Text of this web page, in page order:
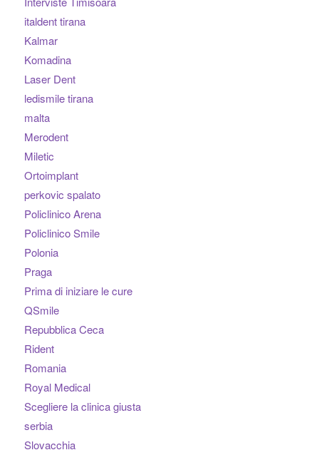
italdent tirana
Kalmar
Komadina
Laser Dent
ledismile tirana
malta
Merodent
Miletic
Ortoimplant
perkovic spalato
Policlinico Arena
Policlinico Smile
Polonia
Praga
Prima di iniziare le cure
QSmile
Repubblica Ceca
Rident
Romania
Royal Medical
Scegliere la clinica giusta
serbia
Slovacchia